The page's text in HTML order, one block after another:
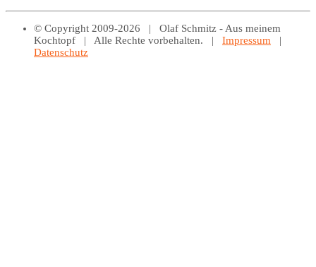
© Copyright 2009-2026 | Olaf Schmitz - Aus meinem
Kochtopf | Alle Rechte vorbehalten. | Impressum |
Datenschutz